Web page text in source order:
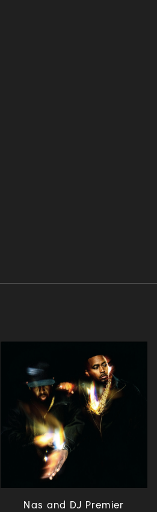
Nas and DJ Premier